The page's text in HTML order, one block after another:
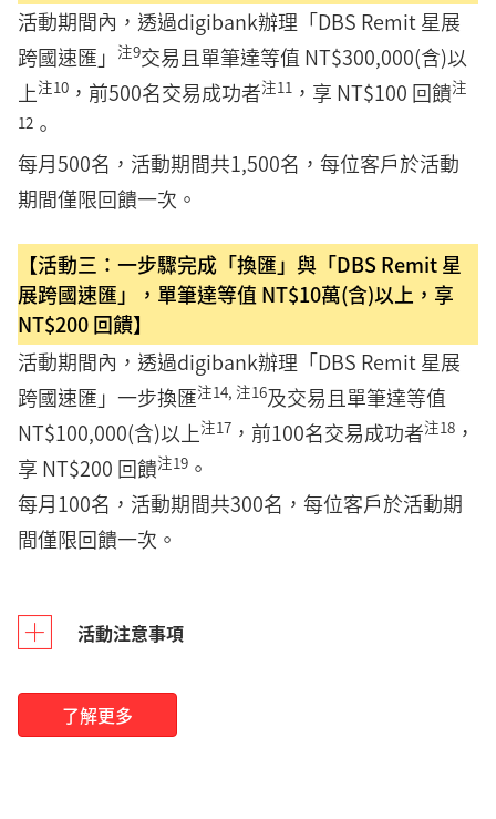
活動期間內，透過digibank辦理「DBS Remit 星展
跨國速匯」 注9交易且單筆達等值 NT$300,000(含)以
上注10 ，前500名交易成功者注11 ，享 NT$100 回饋注
12 。
每月500名，活動期間共1,500名，每位客戶於活動
期間僅限回饋一次。
【活動三：一步驟完成「換匯」與「DBS Remit 星
展跨國速匯」，單筆達等值 NT$10萬(含)以上，享
NT$200 回饋】
活動期間內，透過digibank辦理「DBS Remit 星展
跨國速匯」一步換匯注14, 注16及交易且單筆達等值
NT$100,000(含)以上注17 ，前100名交易成功者注18 ，
享 NT$200 回饋注19 。
每月100名，活動期間共300名，每位客戶於活動期
間僅限回饋一次。
活動注意事項
了解更多